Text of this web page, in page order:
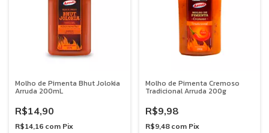
Molho de Pimenta Bhut Jolokia
Arruda 200mL
R$14,90
R$14,16 com Pix
Molho de Pimenta Cremoso
Tradicional Arruda 200g
R$9,98
R$9,48 com Pix